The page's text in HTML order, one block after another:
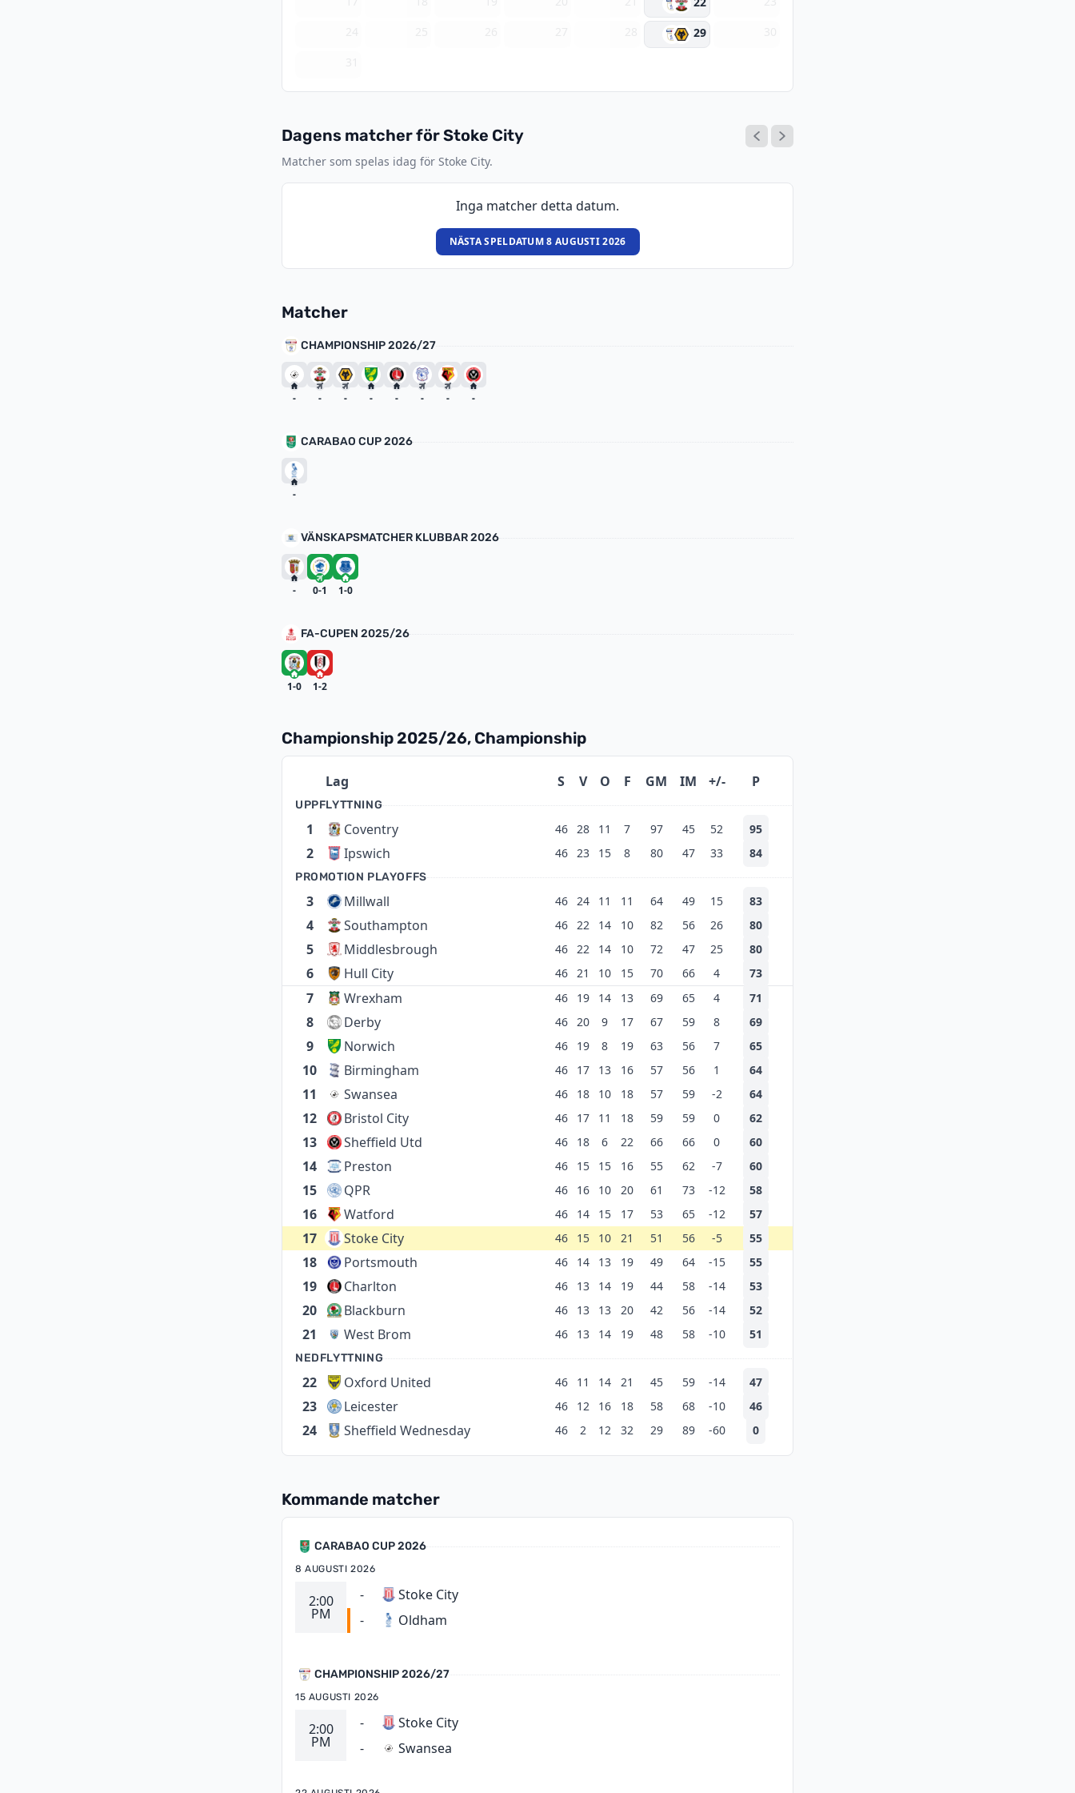
29
Dagens matcher för Stoke City
Matcher som spelas idag för Stoke City.
Inga matcher detta datum.
NÄSTA SPELDATUM 8 AUGUSTI 2026
Matcher
CHAMPIONSHIP 2026/27
- - - - - - - -
CARABAO CUP 2026
-
VÄNSKAPSMATCHER KLUBBAR 2026
- 0-1 1-0
FA-CUPEN 2025/26
1-0 1-2
Championship 2025/26, Championship
Lag S V O F GM IM +/- P
UPPFLYTTNING
1 Coventry 46 28 11 7 97 45 52 95
2 Ipswich 46 23 15 8 80 47 33 84
PROMOTION PLAYOFFS
3 Millwall 46 24 11 11 64 49 15 83
4 Southampton 46 22 14 10 82 56 26 80
5 Middlesbrough 46 22 14 10 72 47 25 80
6 Hull City 46 21 10 15 70 66 4 73
7 Wrexham 46 19 14 13 69 65 4 71
8 Derby 46 20 9 17 67 59 8 69
9 Norwich 46 19 8 19 63 56 7 65
10 Birmingham 46 17 13 16 57 56 1 64
11 Swansea 46 18 10 18 57 59 -2 64
12 Bristol City 46 17 11 18 59 59 0 62
13 Sheffield Utd 46 18 6 22 66 66 0 60
14 Preston 46 15 15 16 55 62 -7 60
15 QPR 46 16 10 20 61 73 -12 58
16 Watford 46 14 15 17 53 65 -12 57
17 Stoke City 46 15 10 21 51 56 -5 55
18 Portsmouth 46 14 13 19 49 64 -15 55
19 Charlton 46 13 14 19 44 58 -14 53
20 Blackburn 46 13 13 20 42 56 -14 52
21 West Brom 46 13 14 19 48 58 -10 51
NEDFLYTTNING
22 Oxford United 46 11 14 21 45 59 -14 47
23 Leicester 46 12 16 18 58 68 -10 46
24 Sheffield Wednesday 46 2 12 32 29 89 -60 0
Kommande matcher
CARABAO CUP 2026
8 AUGUSTI 2026
2:00
PM
-
-
Stoke City
Oldham
CHAMPIONSHIP 2026/27
15 AUGUSTI 2026
2:00
PM
-
-
Stoke City
Swansea